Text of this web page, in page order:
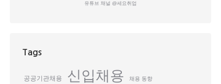
유튜브 채널 @세요취업
Tags
공공기관채용 신입채용 채용 동향